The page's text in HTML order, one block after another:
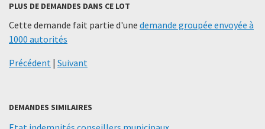
PLUS DE DEMANDES DANS CE LOT
Cette demande fait partie d'une demande groupée envoyée à
1000 autorités
Précédent | Suivant
DEMANDES SIMILAIRES